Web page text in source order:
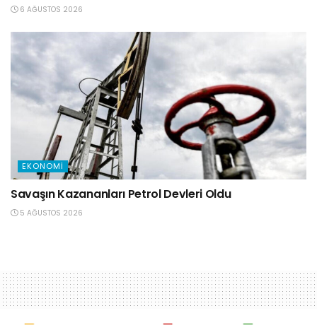
6 AĞUSTOS 2026
EKONOMI
Savaşın Kazananları Petrol Devleri Oldu
5 AĞUSTOS 2026